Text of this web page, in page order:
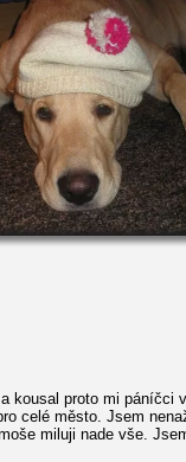
kousal proto mi páníčci
celé město. Jsem
miluji nade vše.